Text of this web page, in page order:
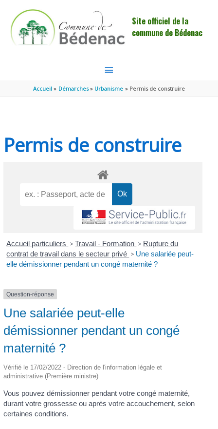
Site officiel de la
commune de Bédenac
MENU
PRINCIPAL
Accueil Démarches Urbanisme Permis de construire
Permis de construire
Accueil particuliers > Travail - Formation > Rupture du
contrat de travail dans le secteur privé > Une salariée peut-
elle démissionner pendant un congé maternité ?
Question-réponse
Une salariée peut-elle
démissionner pendant un congé
maternité ?
Vérifié le 17/02/2022 - Direction de l'information légale et
administrative (Première ministre)
Vous pouvez démissionner pendant votre congé maternité,
durant votre grossesse ou après votre accouchement, selon
certaines conditions.